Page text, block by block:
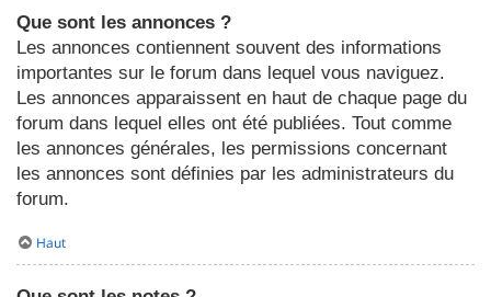
Que sont les annonces ?
Les annonces contiennent souvent des informations
importantes sur le forum dans lequel vous naviguez.
Les annonces apparaissent en haut de chaque page du
forum dans lequel elles ont été publiées. Tout comme
les annonces générales, les permissions concernant
les annonces sont définies par les administrateurs du
forum.
Haut